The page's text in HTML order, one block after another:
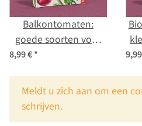
Balkontomaten:
goede soorten voor
stadstuiniers - zaad
8,99 €*
x
Meldt u zich aan om een
schrijven.